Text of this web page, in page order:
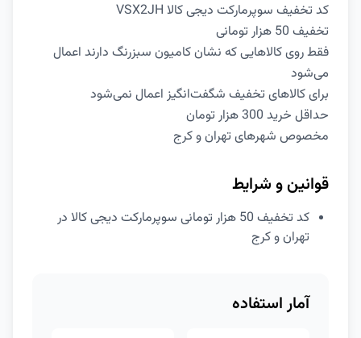
کد تخفیف سوپرمارکت دیجی کالا VSX2JH
تخفیف 50 هزار تومانی
فقط روی کالاهایی که نشان کامیون سبزرنگ دارند اعمال
می‌شود
برای کالاهای تخفیف شگفت‌انگیز اعمال نمی‌شود
حداقل خرید 300 هزار تومان
مخصوص شهرهای تهران و کرج
قوانین و شرایط
کد تخفیف 50 هزار تومانی سوپرمارکت دیجی کالا در
تهران و کرج
آمار استفاده